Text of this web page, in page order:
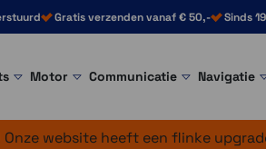
Gratis verzenden vanaf € 50,- Sinds
Motor Communicatie Navigatie
website heeft een flinke